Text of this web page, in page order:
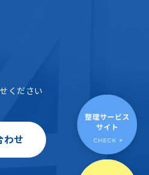
ください
わせ